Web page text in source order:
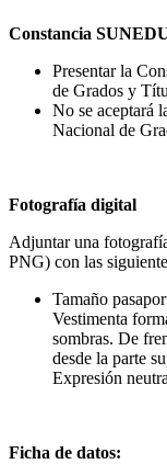
Constancia
Presentar la
de Grados y
No se aceptará
Nacional de
Fotografía digital
Adjuntar una
PNG) con las
Tamaño
Vestimenta
sombras. De
desde la parte
Expresión
Ficha de datos: